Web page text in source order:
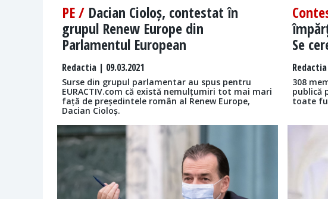
PE / Dacian Cioloș, contestat în
grupul Renew Europe din
Parlamentul European
Redactia | 09.03.2021
Surse din grupul parlamentar au spus pentru
EURACTIV.com că există nemulțumiri tot mai mari
față de președintele român al Renew Europe,
Dacian Cioloș.
Se
Redactia
308
publică
toate